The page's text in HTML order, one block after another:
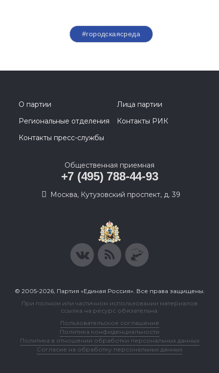
#городскаясреда
О партии
Лица партии
Региональные отделения
Контакты РИК
Контакты пресс-службы
Общественная приемная
+7 (495) 788-44-93
Москва, Кутузовский проспект, д. 39
© 2005-2026, Партия «Единая Россия». Все права защищены.
При полном или частичном использовании материалов
ссылка на ресурс обязательна.
Пользовательское соглашение
Политика конфиденциальности
Политика в отношении обработки персональных данных
Согласие на обработку персональных данных